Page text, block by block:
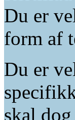
Du er
form af
Du er
skal